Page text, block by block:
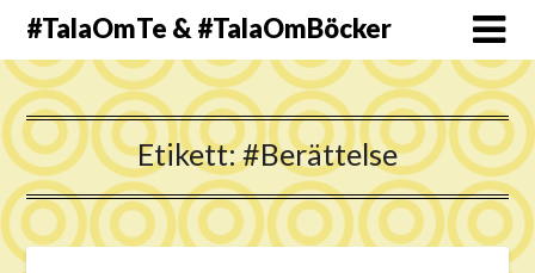
#TalaOmTe & #TalaOmBöcker
Etikett:#Berättelse